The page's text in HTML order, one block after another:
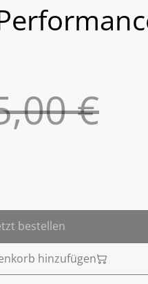
€
bestellen
hinzufügen